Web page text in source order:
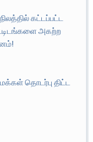
கட்டப்பட்ட
அகற்ற
மக்கள் தொடர்பு திட்ட